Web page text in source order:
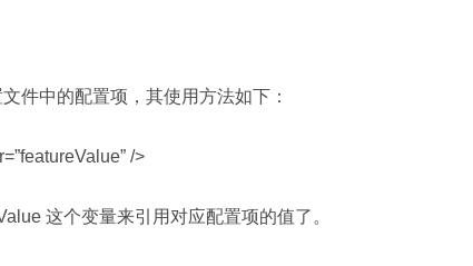
件中的配置项，其使用方法如下：
/>
这个变量来引用对应配置项的值了。